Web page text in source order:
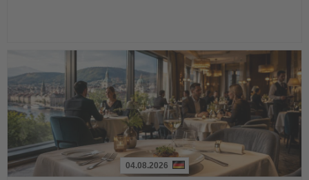
04.08.2026